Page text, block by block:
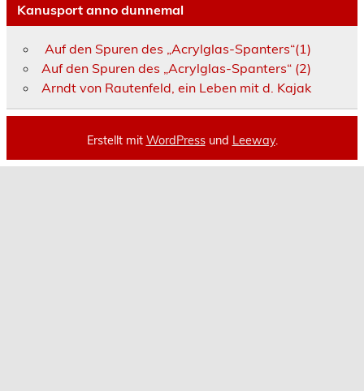
Kanusport anno dunnemal
Auf den Spuren des „Acrylglas-Spanters“(1)
Auf den Spuren des „Acrylglas-Spanters“ (2)
Arndt von Rautenfeld, ein Leben mit d. Kajak
Erstellt mit WordPressund Leeway.